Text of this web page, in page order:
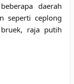
daerah
seperti ceplong
raja putih